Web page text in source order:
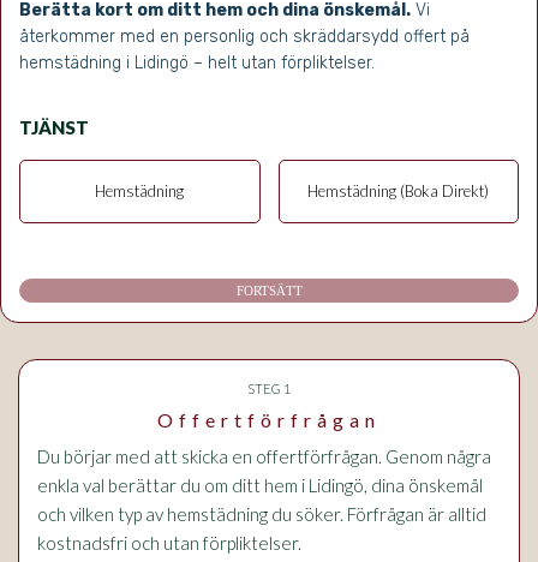
Berätta kort om ditt hem och dina önskemål. Vi
återkommer med en personlig och skräddarsydd offert på
hemstädning i Lidingö – helt utan förpliktelser.
TJÄNST
Hemstädning Hemstädning (Boka Direkt)
FORTSÄTT
STEG 1
Offertförfrågan
Du börjar med att skicka en offertförfrågan. Genom några
enkla val berättar du om ditt hem i Lidingö, dina önskemål
och vilken typ av hemstädning du söker. Förfrågan är alltid
kostnadsfri och utan förpliktelser.